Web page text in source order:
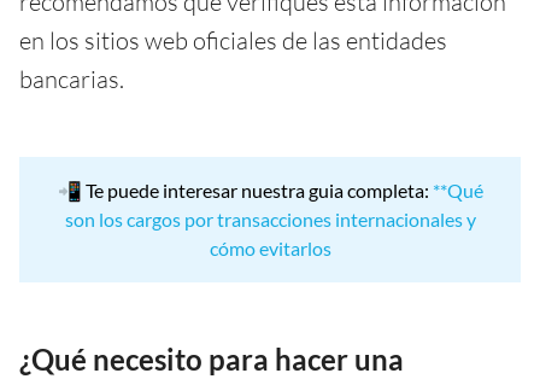
en los sitios web oficiales de las entidades
bancarias.
📲 Te puede interesar nuestra guia completa: **Qué
son los cargos por transacciones internacionales y
cómo evitarlos
¿Qué necesito para hacer una